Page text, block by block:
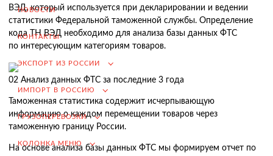
НОВОСТИ
КОНТАКТЫ
ЭКСПОРТ ИЗ РОССИИ
ИМПОРТ В РОССИЮ
ГРУЗОПЕРЕВОЗКИ
КОЛОНКА МЕНЮ
Заключение контрактов и согласование условий поставки
Таможенное оформление и разрешительная документация
Завершение сделки
Возмещение НДС при Импорте
Подбор иностранных поставщиков
(для иностранных компаний)
ВЭД, который используется при декларировании и ведении
статистики Федеральной таможенной службы. Определение
кода ТН ВЭД необходимо для анализа базы данных ФТС
по интересующим категориям товаров.
02 Анализ данных ФТС за последние 3 года
Таможенная статистика содержит исчерпывающую
информацию о каждом перемещении товаров через
таможенную границу России.
На основе анализа базы данных ФТС мы формируем отчет по